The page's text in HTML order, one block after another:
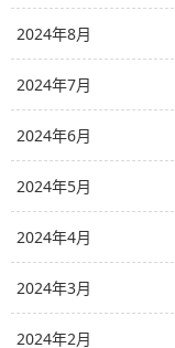
2024年8月
2024年7月
2024年6月
2024年5月
2024年4月
2024年3月
2024年2月